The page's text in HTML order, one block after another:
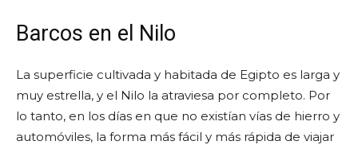
Barcos en el Nilo
La superficie cultivada y habitada de Egipto es larga y
muy estrella, y el Nilo la atraviesa por completo. Por
lo tanto, en los días en que no existían vías de hierro y
automóviles, la forma más fácil y más rápida de viajar